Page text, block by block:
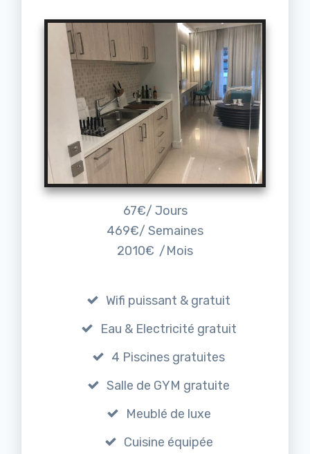
67€/ Jours
469€/ Semaines
2010€ /Mois
Wifi puissant & gratuit
Eau & Electricité gratuit
4 Piscines gratuites
Salle de GYM gratuite
Meublé de luxe
Cuisine équipée